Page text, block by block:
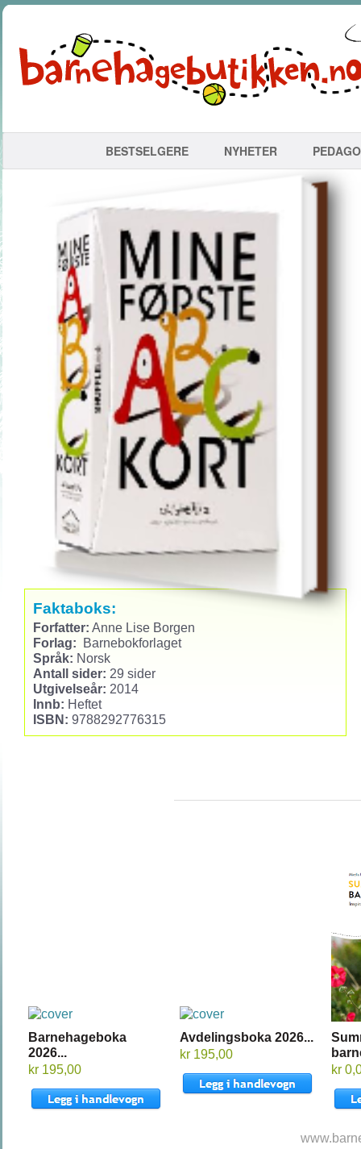
BESTSELGERE NYHETER
Faktaboks:
Forfatter: Anne Lise Borgen
Forlag: Barnebokforlaget
Språk: Norsk
Antall sider: 29 sider
Utgivelseår: 2014
Innb: Heftet
ISBN: 9788292776315
Barnehageboka
2026...
kr 195,00
Avdelingsboka 2026...
kr 195,00
kr